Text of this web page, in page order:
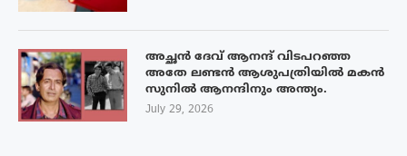
അച്ഛൻ ദേവ് ആനന്ദ് വിടപറഞ്ഞ
അതേ ലണ്ടൻ ആശുപത്രിയിൽ മകൻ
സുനിൽ ആനന്ദിനും അന്ത്യം.
July 29, 2026